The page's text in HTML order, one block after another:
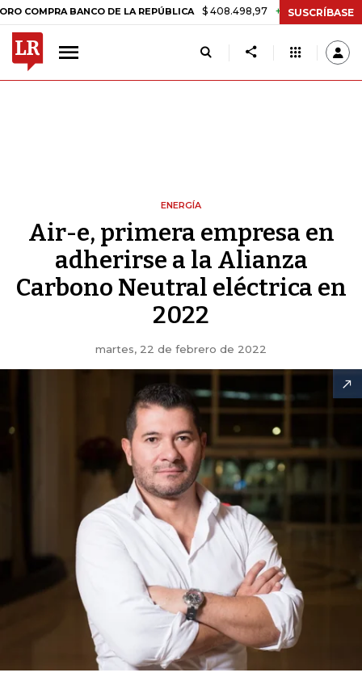
BANCO DE LA REPÚBLICA $ 408.498,97 +$ 8.753,81 +2,19%
SUSCRÍBASE
ENERGÍA
Air-e, primera empresa en
adherirse a la Alianza
Carbono Neutral eléctrica en
2022
martes, 22 de febrero de 2022